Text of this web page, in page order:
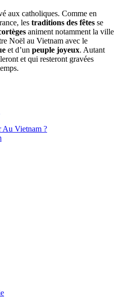
aux catholiques. Comme en
les traditions des fêtes se
animent notamment la ville
Noël au Vietnam avec le
et d’un peuple joyeux. Autant
et qui resteront gravées
Au Vietnam ?